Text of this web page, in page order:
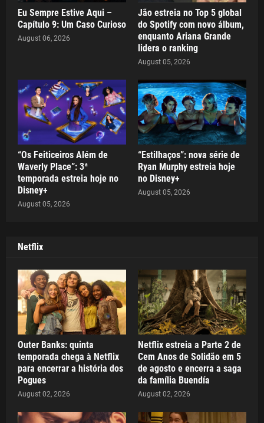
Eu Sempre Estive Aqui –
Capítulo 9: Um Caso Curioso
August 06, 2026
Jão estreia no Top 5 global
do Spotify com novo álbum,
enquanto Ariana Grande
lidera o ranking
August 05, 2026
“Os Feiticeiros Além de
Waverly Place”: 3ª
temporada estreia hoje no
Disney+
August 05, 2026
“Estilhaços”: nova série de
Ryan Murphy estreia hoje
no Disney+
August 05, 2026
Netflix
Outer Banks: quinta
temporada chega à Netflix
para encerrar a história dos
Pogues
August 02, 2026
Netflix estreia a Parte 2 de
Cem Anos de Solidão em 5
de agosto e encerra a saga
da família Buendía
August 02, 2026